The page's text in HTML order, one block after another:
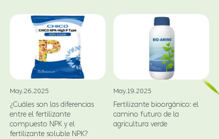
May.26.2025
¿Cuáles son las diferencias
entre el fertilizante
compuesto NPK y el
Fertilizante bioorgánico: el
camino futuro de la
agricultura verde